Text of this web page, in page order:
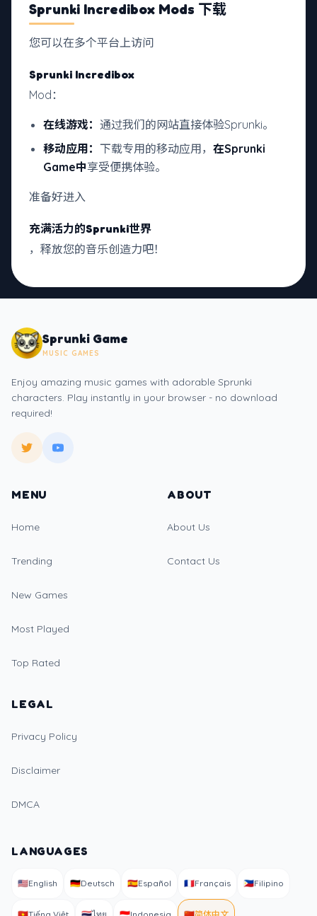
Sprunki Incredibox Mods 下载
您可以在多个平台上访问
Sprunki Incredibox
Mod：
在线游戏： 通过我们的网站直接体验Sprunki。
移动应用： 下载专用的移动应用， 在Sprunki
Game中享受便携体验。
准备好进入
充满活力的Sprunki世界
，释放您的音乐创造力吧！
Sprunki Game
MUSIC GAMES
Enjoy amazing music games with adorable Sprunki
characters. Play instantly in your browser - no download
required!
MENU
Home
Trending
New Games
Most Played
Top Rated
ABOUT
About Us
Contact Us
LEGAL
Privacy Policy
Disclaimer
DMCA
LANGUAGES
🇺🇸English 🇩🇪Deutsch 🇪🇸Español 🇫🇷Français 🇵🇭Filipino